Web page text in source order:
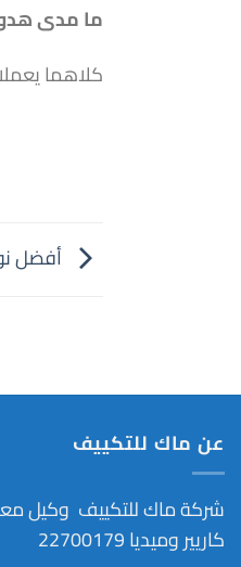
ما مدى
كلاهما
أفضل
عن ماك للتكييف
شركة ماك للتكييف وكيل
كاريير وميديا 22700179